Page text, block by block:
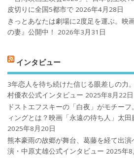
皮切りに全国5都市で 2026年4月28日
きっとあなたは劇場に2度足を運ぶ。
の妻』公開中！
2026年3月31日
インタビュー
3年恋人を待ち続けた信じる眼差しの力
村優衣公式インタビュー 2025年8月22日
ドストエフスキーの「白夜」がモチー
ィングとは？映画「永遠の待ち人」太
2025年8月20日
熊本豪雨の故郷が舞台、葛藤を経て出
演・中原丈雄公式インタビュー 2025年8